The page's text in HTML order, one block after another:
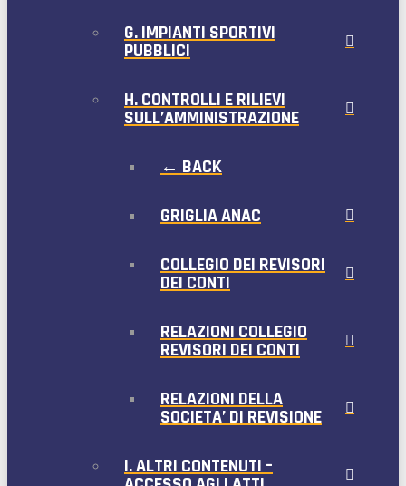
G. IMPIANTI SPORTIVI
PUBBLICI
H. CONTROLLI E RILIEVI
SULL’AMMINISTRAZIONE
← BACK
GRIGLIA ANAC
COLLEGIO DEI REVISORI
DEI CONTI
RELAZIONI COLLEGIO
REVISORI DEI CONTI
RELAZIONI DELLA
SOCIETA’ DI REVISIONE
I. ALTRI CONTENUTI –